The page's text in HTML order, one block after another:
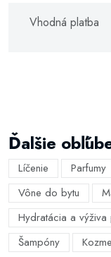
Vhodná platba
Ďalšie
Líčenie Parfumy
Vône do bytu
Hydratácia a výživa
Šampóny